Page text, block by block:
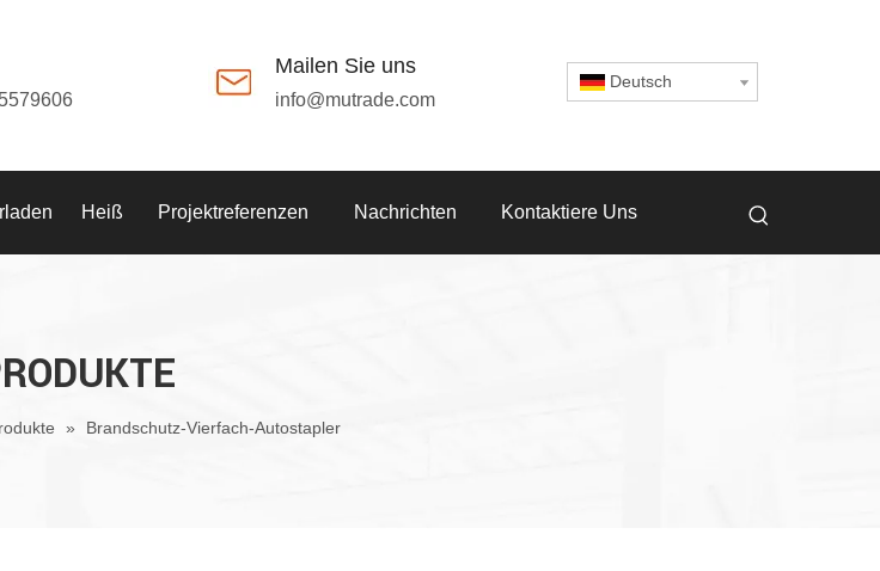
Mailen Sie uns
info@mutrade.com
Deutsch
Heiß Projektreferenzen Nachrichten Kontaktiere Uns
» Brandschutz-Vierfach-Autostapler